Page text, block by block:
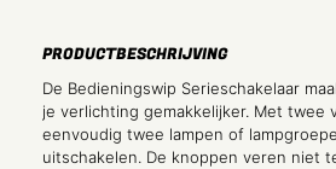
PRODUCTBESCHRIJVING
De Bedieningswip Serieschakelaar
je verlichting gemakkelijker. Met twee
eenvoudig twee lampen of
uitschakelen. De knoppen veren niet